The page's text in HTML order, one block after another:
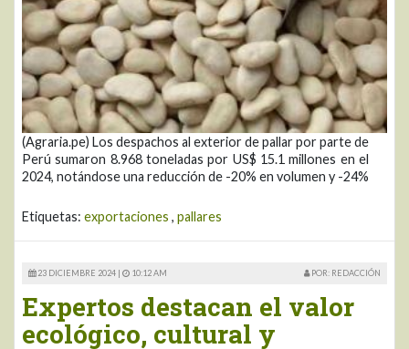
(Agraria.pe) Los despachos al exterior de pallar por parte de
Perú sumaron 8.968 toneladas por US$ 15.1 millones en el
2024, notándose una reducción de -20% en volumen y -24%
Etiquetas: exportaciones , pallares
23 DICIEMBRE 2024 | 10:12 AM POR: REDACCIÓN
Expertos destacan el valor
ecológico, cultural y